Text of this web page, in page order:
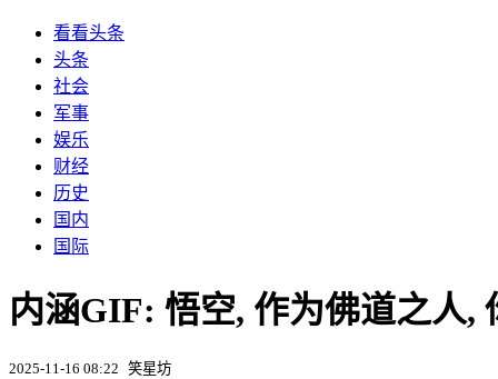
看看头条
头条
社会
军事
娱乐
财经
历史
国内
国际
内涵GIF: 悟空, 作为佛道之人,
2025-11-16 08:22 笑星坊